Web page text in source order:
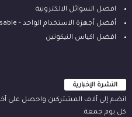
افضل السوائل الالكترونية
أفضل أجهزة الاستخدام الواحد - Disposable
افضل اكياس النيكوتين
النشرة الإخبارية
انضم إلى آلاف المشتركين واحصل على آخر
كل يوم جمعة.